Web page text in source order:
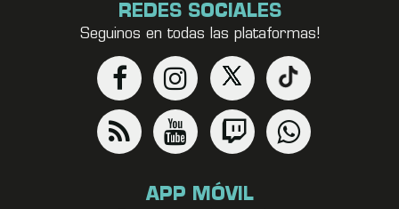
REDES SOCIALES
Seguinos en todas las plataformas!
APP MÓVIL